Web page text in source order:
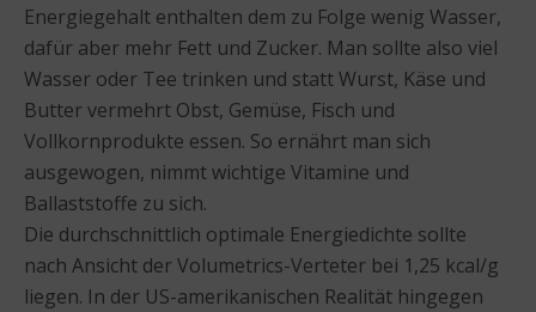
Energiegehalt enthalten dem zu Folge wenig Wasser,
dafür aber mehr Fett und Zucker. Man sollte also viel
Wasser oder Tee trinken und statt Wurst, Käse und
Butter vermehrt Obst, Gemüse, Fisch und
Vollkornprodukte essen. So ernährt man sich
ausgewogen, nimmt wichtige Vitamine und
Ballaststoffe zu sich.
Die durchschnittlich optimale Energiedichte sollte
nach Ansicht der Volumetrics-Verteter bei 1,25 kcal/g
liegen. In der US-amerikanischen Realität hingegen